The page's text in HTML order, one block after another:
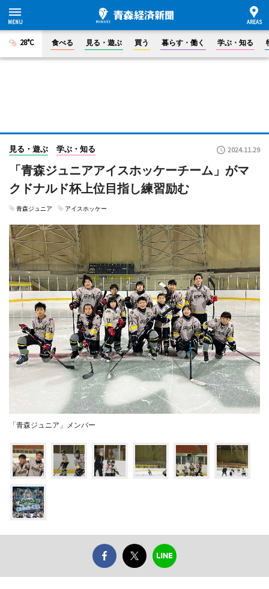
28°C 食べる 見る・遊ぶ 買う 暮らす・働く 学ぶ・知る
見る・遊ぶ 学ぶ・知る 2024.11.29
「青森ジュニアアイスホッケーチーム」がマ
クドナルド杯上位目指し練習励む
青森ジュニア アイスホッケー
「青森ジュニア」メンバー